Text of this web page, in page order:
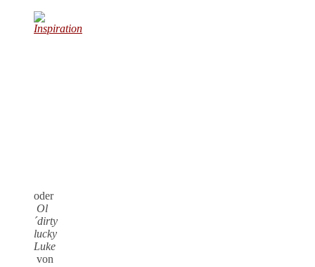
oder
Ol
´dirty
lucky
Luke
von